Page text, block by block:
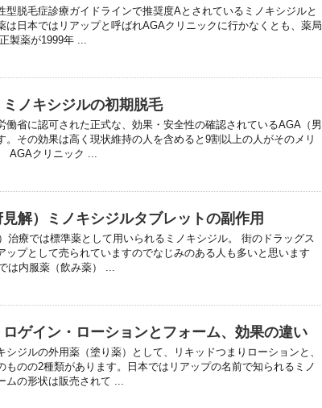
型脱毛症診療ガイドラインで推奨度Aとされているミノキシジルと
は日本ではリアップと呼ばれAGAクリニックに行かなくとも、薬局
製薬が1999年 ...
ミノキシジルの初期脱毛
働省に認可された正式な、効果・安全性の確認されているAGA（男
。その効果は高く現状維持の人を含めると9割以上の人がそのメリ
AGAクリニック ...
見解）ミノキシジルタブレットの副作用
治療では標準薬として用いられるミノキシジル。 街のドラッグス
ップとして売られていますのでなじみのある人も多いと思います
は内服薬（飲み薬） ...
ロゲイン・ローションとフォーム、効果の違い
シジルの外用薬（塗り薬）として、リキッドつまりローションと、
ものの2種類があります。日本ではリアップの名前で知られるミノ
ムの形状は販売されて ...